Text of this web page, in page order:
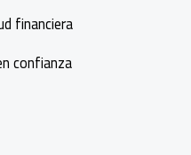
financiera
confianza